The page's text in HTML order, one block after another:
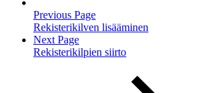
Previous Page
Rekisterikilven lisääminen
Next Page
Rekisterikilpien siirto